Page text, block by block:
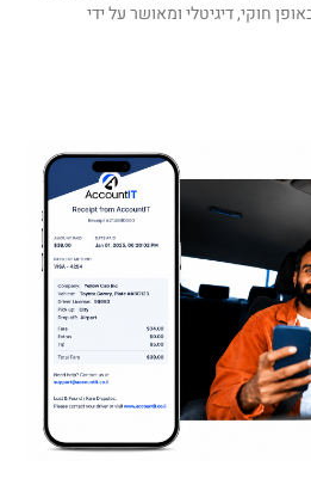
חוקי, דיגיטלי ומאושר על ידי